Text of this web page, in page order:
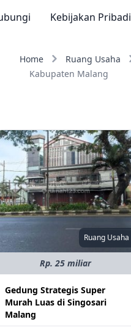
Kebijakan Pribadi
Home Ruang Usaha
Kabupaten Malang
Ruang Usaha
Rp. 25 miliar
Gedung Strategis Super
Murah Luas di Singosari
Malang